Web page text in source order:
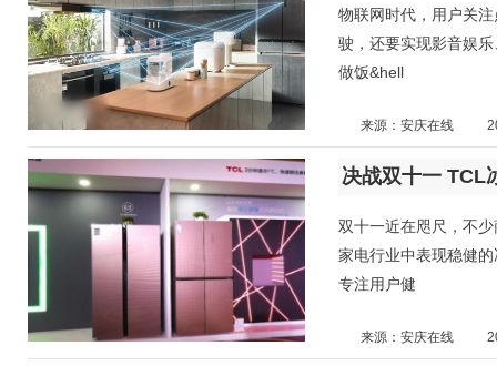
物联网时代，用户关
驶，还要实现影音娱
做饭&hell
来源：安庆在线
决战双十一 TCL
双十一近在咫尺，不
家电行业中表现稳健
专注用户健
来源：安庆在线